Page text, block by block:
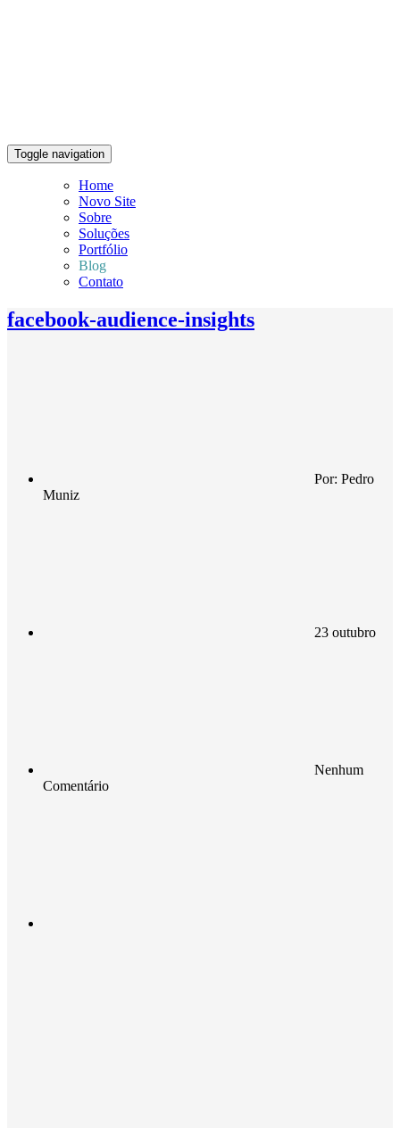
Toggle navigation
Home
Novo Site
Sobre
Soluções
Portfólio
Blog
Contato
facebook-audience-insights
Por: Pedro
Muniz
23 outubro
Nenhum
Comentário